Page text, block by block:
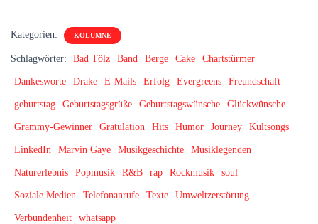
Kategorien: KOLUMNE
Schlagwörter: Bad Tölz Band Berge Cake Chartstürmer
Dankesworte Drake E-Mails Erfolg Evergreens Freundschaft
geburtstag Geburtstagsgrüße Geburtstagswünsche Glückwünsche
Grammy-Gewinner Gratulation Hits Humor Journey Kultsongs
LinkedIn Marvin Gaye Musikgeschichte Musiklegenden
Naturerlebnis Popmusik R&B rap Rockmusik soul
Soziale Medien Telefonanrufe Texte Umweltzerstörung
Verbundenheit whatsapp